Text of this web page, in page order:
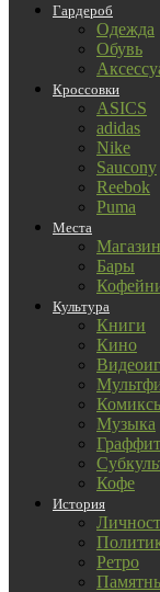
Гардероб
Одежда
Обувь
Кроссовки
ASICS
adidas
Nike
Saucony
Reebok
Puma
Места
Бары
Культура
Книги
Кино
Музыка
Кофе
История
Ретро